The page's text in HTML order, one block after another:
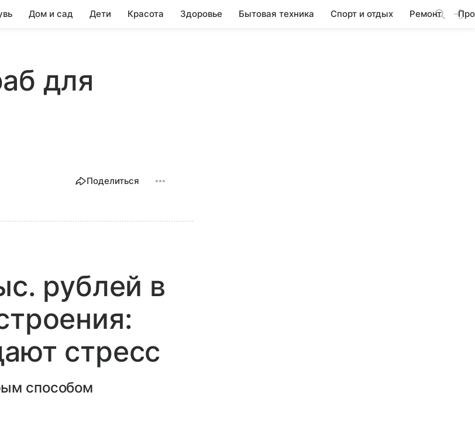
Дом и сад Дети Красота Здоровье Бытовая техника Спорт и отдых Ремонт
для
Поделиться
рублей в
стресс
способом